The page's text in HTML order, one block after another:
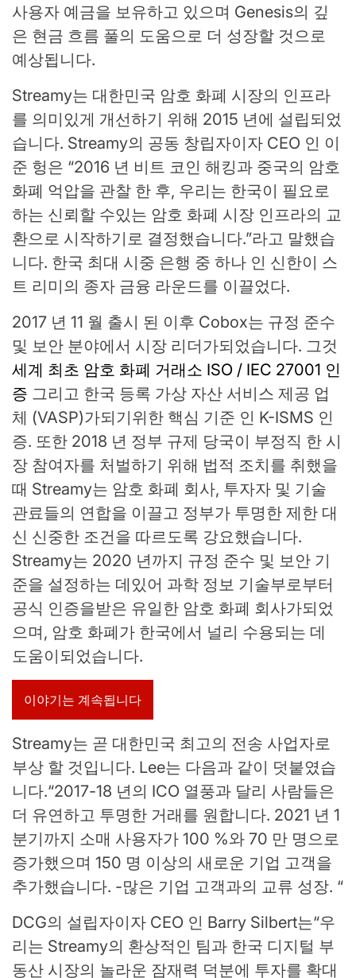
사용자 예금을 보유하고 있으며 Genesis의 깊
은 현금 흐름 풀의 도움으로 더 성장할 것으로
예상됩니다.
Streamy는 대한민국 암호 화폐 시장의 인프라
를 의미있게 개선하기 위해 2015 년에 설립되었
습니다. Streamy의 공동 창립자이자 CEO 인 이
준 헝은 “2016 년 비트 코인 해킹과 중국의 암호
화폐 억압을 관찰 한 후, 우리는 한국이 필요로
하는 신뢰할 수있는 암호 화폐 시장 인프라의 교
환으로 시작하기로 결정했습니다.”라고 말했습
니다. 한국 최대 시중 은행 중 하나 인 신한이 스
트 리미의 종자 금융 라운드를 이끌었다.
2017 년 11 월 출시 된 이후 Cobox는 규정 준수
및 보안 분야에서 시장 리더가되었습니다. 그것
세계 최초 암호 화폐 거래소 ISO / IEC 27001 인
증 그리고 한국 등록 가상 자산 서비스 제공 업
체 (VASP)가되기위한 핵심 기준 인 K-ISMS 인
증. 또한 2018 년 정부 규제 당국이 부정직 한 시
장 참여자를 처벌하기 위해 법적 조치를 취했을
때 Streamy는 암호 화폐 회사, 투자자 및 기술
관료들의 연합을 이끌고 정부가 투명한 제한 대
신 신중한 조건을 따르도록 강요했습니다.
Streamy는 2020 년까지 규정 준수 및 보안 기
준을 설정하는 데있어 과학 정보 기술부로부터
공식 인증을받은 유일한 암호 화폐 회사가되었
으며, 암호 화폐가 한국에서 널리 수용되는 데
도움이되었습니다.
이야기는 계속됩니다
Streamy는 곧 대한민국 최고의 전송 사업자로
부상 할 것입니다. Lee는 다음과 같이 덧붙였습
니다.“2017-18 년의 ICO 열풍과 달리 사람들은
더 유연하고 투명한 거래를 원합니다. 2021 년 1
분기까지 소매 사용자가 100 %와 70 만 명으로
증가했으며 150 명 이상의 새로운 기업 고객을
추가했습니다. -많은 기업 고객과의 교류 성장. “
DCG의 설립자이자 CEO 인 Barry Silbert는“우
리는 Streamy의 환상적인 팀과 한국 디지털 부
동산 시장의 놀라운 잠재력 덕분에 투자를 확대